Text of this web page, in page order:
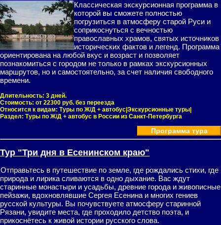
Классическая экскурсионная программа в
которой вы сможете полностью
погрузиться в атмосферу старой Руси и
соприкоснуться с вечностью
православных храмов, святых источников
исторических фактов и легенд. Программа
ориентирована на любой вкус и возраст и позволяет
познакомиться с городом не только в рамках экскурсионных
маршрутов, но и самостоятельно, за счет наличия свободного
времени.
Длительность: 3 дней.
Стоимость: от 22300 руб. без переезда
Относится к видам: Туры по Ж/Д + автобус|Экскурсионные туры|
Раздел: Туры по Ж/Д + автобус в России из Санкт-Петербурга
Программа тура
Тур "Три дня в Есенинском краю"
Отправьтесь в путешествие по земле, где рождались стихи, где
природа и лирика сливаются в одно дыхание. Вас ждут
старинные монастыри и усадьбы, древние города и живописные
пейзажи, вдохновлявшие Сергея Есенина и многих гениев
русской культуры. Вы почувствуете атмосферу старинной
Рязани, увидите места, где проходило детство поэта, и
прикоснётесь к живой истории русского слова.